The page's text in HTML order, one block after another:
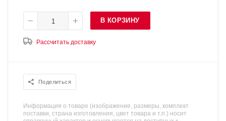
В КОРЗИНУ
Рассчитать доставку
Поделиться
Информация о товаре (изображение, размеры, комплект
поставки, страна изготовления, цвет товара и т.п.) носит